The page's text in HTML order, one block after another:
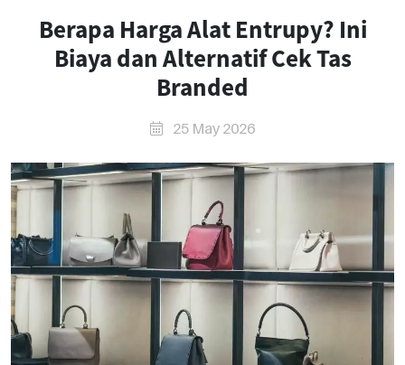
Berapa Harga Alat Entrupy? Ini
Biaya dan Alternatif Cek Tas
Branded
25 May 2026